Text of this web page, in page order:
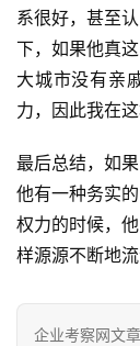
系很好，甚至
下，如果他真
大城市没有亲
力，因此我在
最后总结，如
他有一种务实
权力的时候，
样源源不断地流
企业考察网文